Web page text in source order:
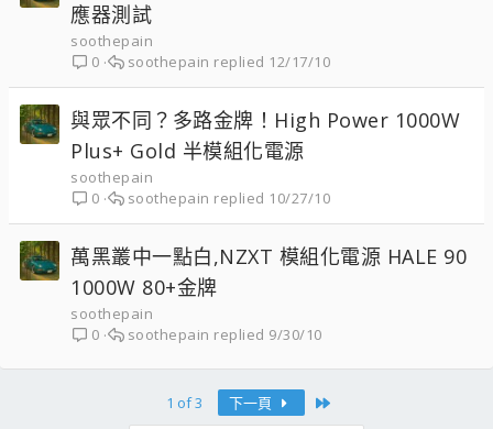
應器測試
soothepain
0
12/17/10
soothepain
與眾不同？多路金牌！High Power 1000W
Plus+ Gold 半模組化電源
soothepain
0
10/27/10
soothepain
萬黑叢中一點白,NZXT 模組化電源 HALE 90
1000W 80+金牌
soothepain
0
9/30/10
soothepain
1 of 3 下一頁